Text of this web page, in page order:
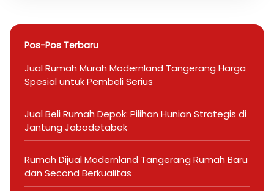
Pos-Pos Terbaru
Jual Rumah Murah Modernland Tangerang Harga
Spesial untuk Pembeli Serius
Jual Beli Rumah Depok: Pilihan Hunian Strategis di
Jantung Jabodetabek
Rumah Dijual Modernland Tangerang Rumah Baru
dan Second Berkualitas